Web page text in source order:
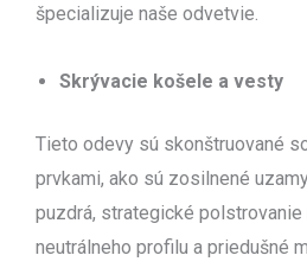
špecializuje naše odvetvie.
Skrývacie košele a vesty
Tieto odevy sú skonštruované
prvkami, ako sú zosilnené
puzdrá, strategické polstrovanie
neutrálneho profilu a priedušné